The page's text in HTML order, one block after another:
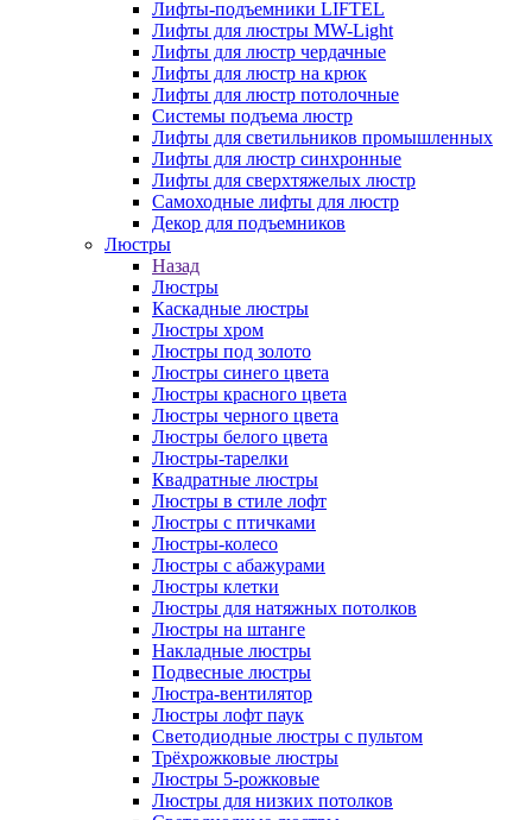
Лифты-подъемники LIFTEL
Лифты для люстры MW-Light
Лифты для люстр чердачные
Лифты для люстр на крюк
Лифты для люстр потолочные
Системы подъема люстр
Лифты для светильников промышленных
Лифты для люстр синхронные
Лифты для сверхтяжелых люстр
Самоходные лифты для люстр
Декор для подъемников
Люстры
Назад
Люстры
Каскадные люстры
Люстры хром
Люстры под золото
Люстры синего цвета
Люстры красного цвета
Люстры черного цвета
Люстры белого цвета
Люстры-тарелки
Квадратные люстры
Люстры в стиле лофт
Люстры с птичками
Люстры-колесо
Люстры с абажурами
Люстры клетки
Люстры для натяжных потолков
Люстры на штанге
Накладные люстры
Подвесные люстры
Люстра-вентилятор
Люстры лофт паук
Светодиодные люстры с пультом
Трёхрожковые люстры
Люстры 5-рожковые
Люстры для низких потолков